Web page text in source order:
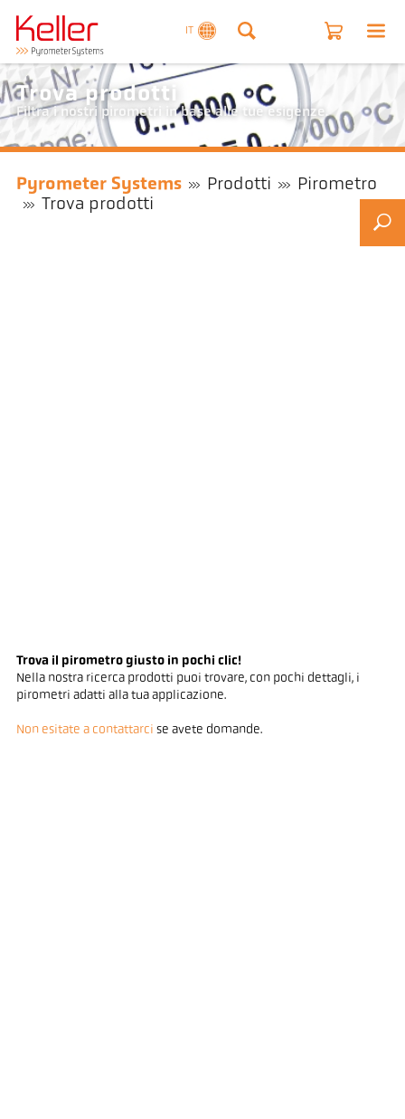
IT
Trova prodotti
Filtra i nostri pirometri in base alle tue esigenze.
Pyrometer Systems Prodotti
Pirometro
Trova prodotti
Trova il pirometro giusto in pochi clic!
Nella nostra ricerca prodotti puoi trovare, con pochi dettagli, i
pirometri adatti alla tua applicazione.
Non esitate a contattarci se avete domande.